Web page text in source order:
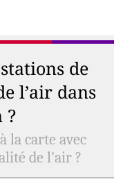
de
l’air dans
?
la carte avec
de l'air ?